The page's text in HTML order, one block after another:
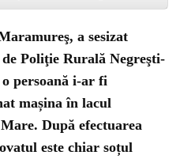
a sesizat
Poliţie Rurală Negreşti-
persoană i-ar fi
mașina în lacul
După efectuarea
este chiar soțul